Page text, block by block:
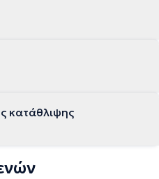
κατάθλιψης